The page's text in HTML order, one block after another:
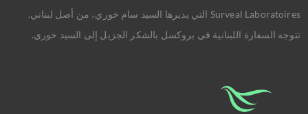
Surveal Laboratoires التي يديرها السيد سام خوري، من أصل لبناني.
تتوجه السفارة اللبنانية في بروكسل بالشكر الجزيل إلى السيد خوري.